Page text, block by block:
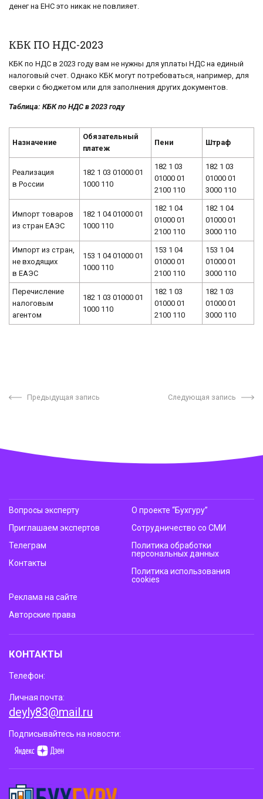
денег на ЕНС это никак не повлияет.
КБК ПО НДС-2023
КБК по НДС в 2023 году вам не нужны для уплаты НДС на единый
налоговый счет. Однако КБК могут потребоваться, например, для
сверки с бюджетом или для заполнения других документов.
Таблица: КБК по НДС в 2023 году
Назначение
Обязательный
платеж
Пени Штраф
Реализация
в России
182 1 03 01000 01
1000 110
182 1 03
01000 01
2100 110
182 1 03
01000 01
3000 110
Импорт товаров
из стран ЕАЭС
182 1 04 01000 01
1000 110
182 1 04
01000 01
2100 110
182 1 04
01000 01
3000 110
Импорт из стран,
не входящих
в ЕАЭС
153 1 04 01000 01
1000 110
153 1 04
01000 01
2100 110
153 1 04
01000 01
3000 110
Перечисление
налоговым
агентом
182 1 03 01000 01
1000 110
182 1 03
01000 01
2100 110
182 1 03
01000 01
3000 110
Предыдущая запись Следующая запись
Вопросы эксперту
Приглашаем экспертов
Телеграм
Контакты
О проекте “Бухгуру”
Сотрудничество со СМИ
Политика обработки
персональных данных
Политика использования
cookies
Реклама на сайте
Авторские права
КОНТАКТЫ
Телефон:
Личная почта:
deyly83@mail.ru
Подписывайтесь на новости: